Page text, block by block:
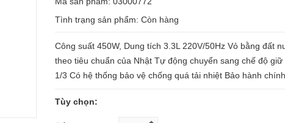
Tình trạng sản phẩm: Còn hàng
Công suất 450W, Dung tích 3.3L 220V/50Hz Vỏ bằng đất
theo tiêu chuẩn của Nhật Tự động chuyển sang chế độ
1/3 Có hệ thống bảo vệ chống quá tải nhiệt Bảo hành
Tùy chọn: